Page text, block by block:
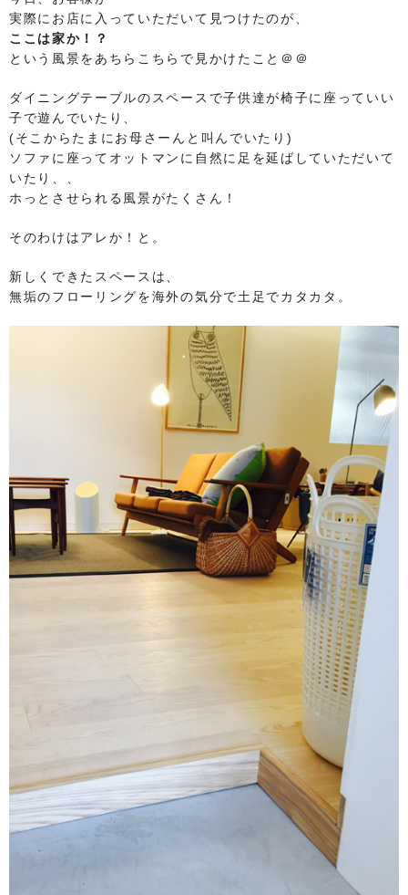
実際にお店に入っていただいて見つけたのが、
ここは家か！？
という風景をあちらこちらで見かけたこと＠＠
ダイニングテーブルのスペースで子供達が椅子に座っていい
子で遊んでいたり、
(そこからたまにお母さーんと叫んでいたり)
ソファに座ってオットマンに自然に足を延ばしていただいて
いたり、、
ホっとさせられる風景がたくさん！
そのわけはアレか！と。
新しくできたスペースは、
無垢のフローリングを海外の気分で土足でカタカタ。